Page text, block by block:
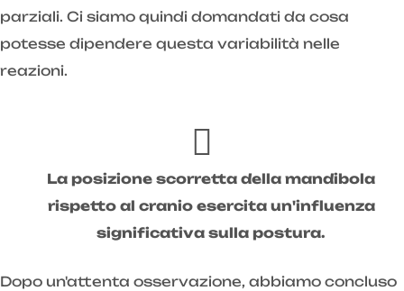
parziali. Ci siamo quindi domandati da cosa
potesse dipendere questa variabilità nelle
reazioni.
La posizione scorretta della mandibola
rispetto al cranio esercita un'influenza
significativa sulla postura.
Dopo un'attenta osservazione, abbiamo concluso